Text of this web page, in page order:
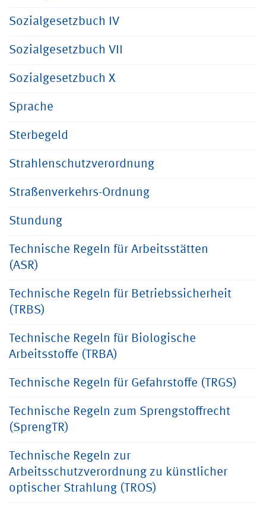
Sozialgesetzbuch IV
Sozialgesetzbuch VII
Sozialgesetzbuch X
Sprache
Sterbegeld
Strahlenschutzverordnung
Straßenverkehrs-Ordnung
Stundung
Technische Regeln für Arbeitsstätten
(ASR)
Technische Regeln für Betriebssicherheit
(TRBS)
Technische Regeln für Biologische
Arbeitsstoffe (TRBA)
Technische Regeln für Gefahrstoffe (TRGS)
Technische Regeln zum Sprengstoffrecht
(SprengTR)
Technische Regeln zur
Arbeitsschutzverordnung zu künstlicher
optischer Strahlung (TROS)